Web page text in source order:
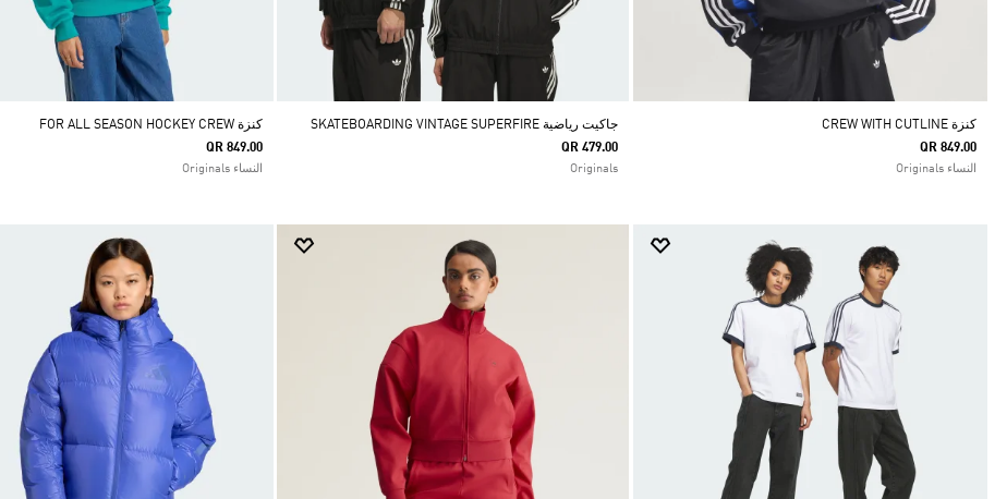
كنزة CREW WITH CUTLINE
QR 849.00
النساء Originals
جاكيت رياضية SKATEBOARDING VINTAGE SUPERFIRE
QR 479.00
Originals
كنزة FOR ALL SEASON HOCKEY CREW
QR 849.00
النساء Originals